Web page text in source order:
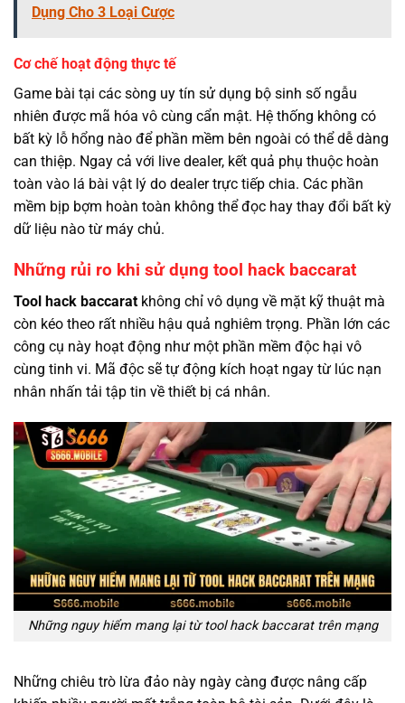
Dụng Cho 3 Loại Cược
Cơ chế hoạt động thực tế
Game bài tại các sòng uy tín sử dụng bộ sinh số ngẫu
nhiên được mã hóa vô cùng cẩn mật. Hệ thống không có
bất kỳ lỗ hổng nào để phần mềm bên ngoài có thể dễ dàng
can thiệp. Ngay cả với live dealer, kết quả phụ thuộc hoàn
toàn vào lá bài vật lý do dealer trực tiếp chia. Các phần
mềm bịp bợm hoàn toàn không thể đọc hay thay đổi bất kỳ
dữ liệu nào từ máy chủ.
Những rủi ro khi sử dụng tool hack baccarat
Tool hack baccarat không chỉ vô dụng về mặt kỹ thuật mà
còn kéo theo rất nhiều hậu quả nghiêm trọng. Phần lớn các
công cụ này hoạt động như một phần mềm độc hại vô
cùng tinh vi. Mã độc sẽ tự động kích hoạt ngay từ lúc nạn
nhân nhấn tải tập tin về thiết bị cá nhân.
Những nguy hiểm mang lại từ tool hack baccarat trên mạng
Những chiêu trò lừa đảo này ngày càng được nâng cấp